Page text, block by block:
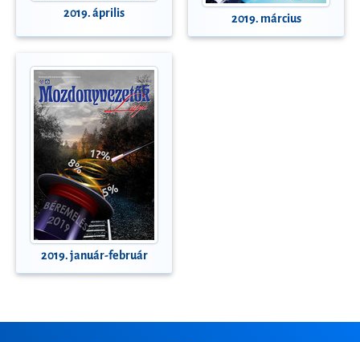
2019. április 2019. március
2019. január-február